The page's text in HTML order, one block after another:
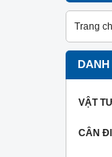
Trang
VẬT
CÂN